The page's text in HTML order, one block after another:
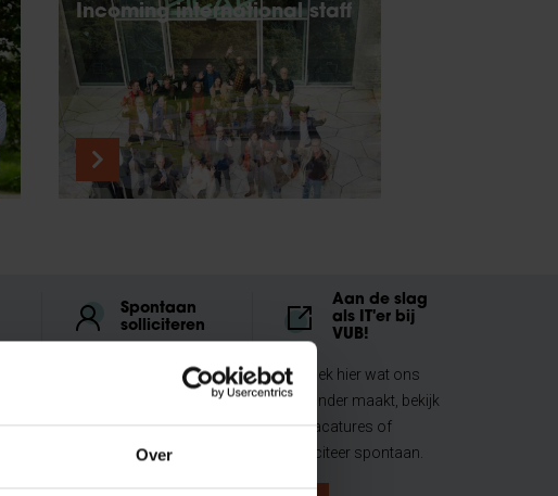
Over
Incoming international staff
Spontaan
solliciteren
Niet gevonden wat je
spontaan.
Aan de slag
als IT'er bij
VUB!
Ontdek hier wat ons
bijzonder maakt, bekijk
de vacatures of
solliciteer spontaan.